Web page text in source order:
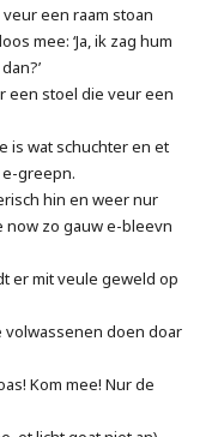
een raam stoan
mee: ‘Ja, ik zag hum
een stoel die veur een
is wat schuchter en et
greepn.
hin en weer nur
now zo gauw e-bleevn
er mit veule geweld op
volwassenen doen doar
Kom mee! Nur de